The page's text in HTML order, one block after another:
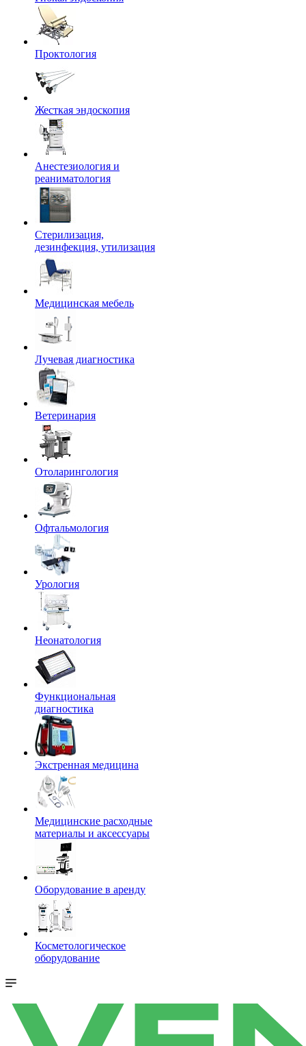
Проктология
Жесткая эндоскопия
Анестезиология и
реаниматология
Стерилизация,
дезинфекция, утилизация
Медицинская мебель
Лучевая диагностика
Ветеринария
Отоларингология
Офтальмология
Урология
Неонатология
Функциональная
диагностика
Экстренная медицина
Медицинские расходные
материалы и аксессуары
Оборудование в аренду
Косметологическое
оборудование